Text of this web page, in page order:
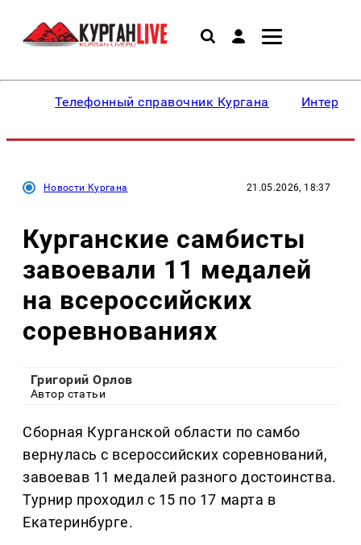
Телефонный справочник Кургана
Новости Кургана 21.05.2026, 18:37
Курганские самбисты
завоевали 11 медалей
на всероссийских
соревнованиях
Григорий Орлов
Автор статьи
Сборная Курганской области по самбо
вернулась с всероссийских соревнований,
завоевав 11 медалей разного достоинства.
Турнир проходил с 15 по 17 марта в
Екатеринбурге.